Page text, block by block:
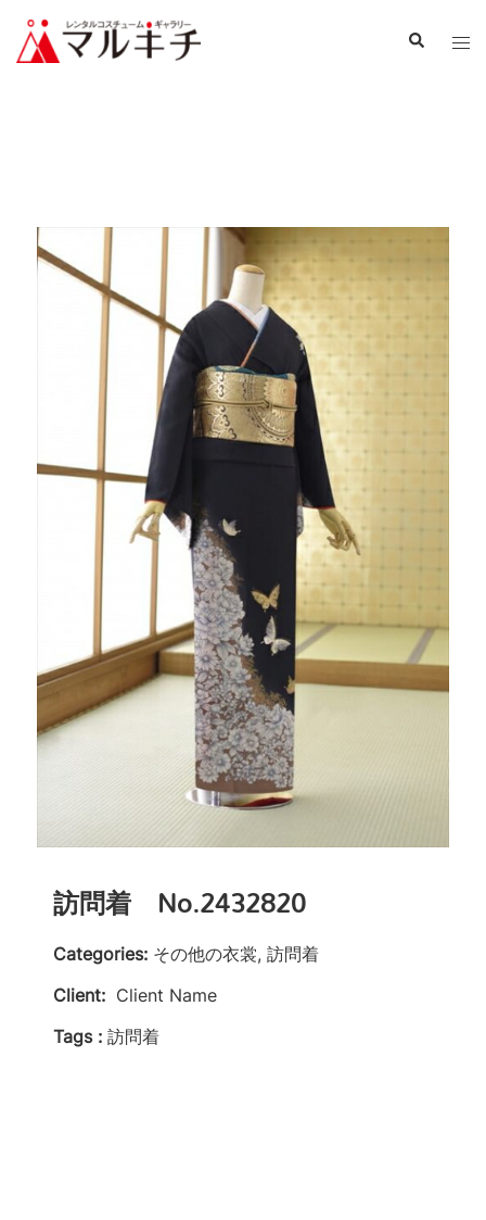
訪問着 No.2432820
Categories: その他の衣裳, 訪問着
Client: Client Name
Tags : 訪問着